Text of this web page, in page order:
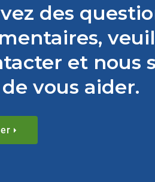
des
et nous
vous aider.